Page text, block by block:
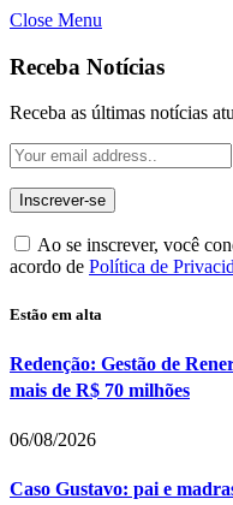
Close Menu
Receba Notícias
Receba as últimas notícias
Ao se inscrever, você
acordo de Política de
Estão em alta
Redenção: Gestão de
mais de R$ 70 milhões
06/08/2026
Caso Gustavo: pai e